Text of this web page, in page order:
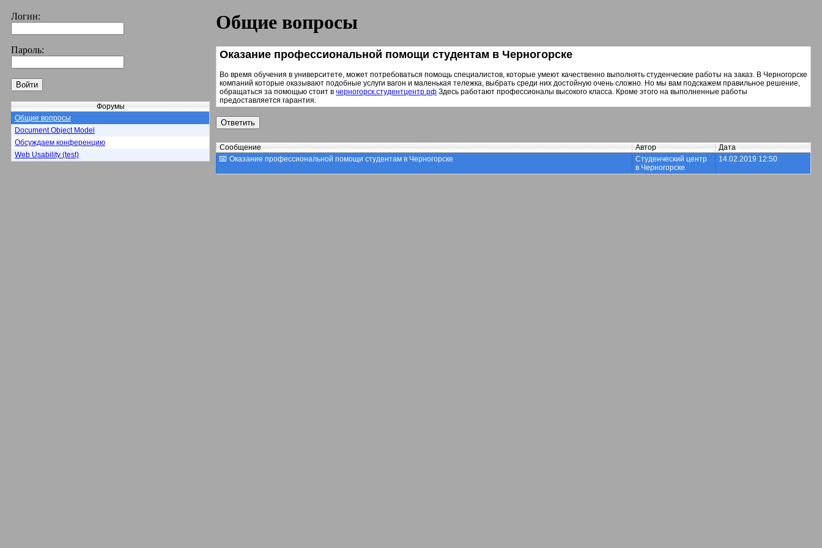
Логин:
Пароль:
Форумы
Общие вопросы
Document Object Model
Обсуждаем конференцию
Web Usability (test)
Общие вопросы
Оказание профессиональной помощи студентам в Черногорске
Во время обучения в университете, может потребоваться помощь специалистов, которые умеют качественно выполнять студенческие работы на заказ. В Черногорске
компаний которые оказывают подобные услуги вагон и маленькая тележка, выбрать среди них достойную очень сложно. Но мы вам подскажем правильное решение,
обращаться за помощью стоит в черногорск.студентцентр.рф Здесь работают профессионалы высокого класса. Кроме этого на выполненные работы
предоставляется гарантия.
Сообщение Автор
Дата
Оказание профессиональной помощи студентам в Черногорске
Студенческий центр
в Черногорске
14.02.2019 12:50